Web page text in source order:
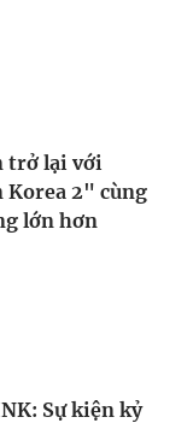
trở lại với
Korea 2" cùng
lớn hơn
Sự kiện kỷ